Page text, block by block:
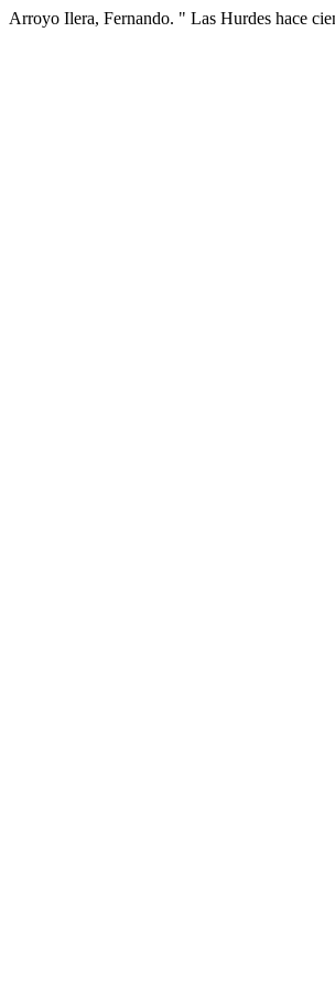
Arroyo Ilera, Fernando. " Las Hurdes hace